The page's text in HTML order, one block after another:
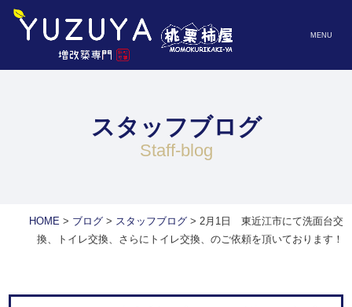
MENU
スタッフブログ
staff-blog
HOME> ブログ> スタッフブログ> 2月1日 東近江市にて洗面台交
換、トイレ交換、さらにトイレ交換、のご依頼を頂いております！